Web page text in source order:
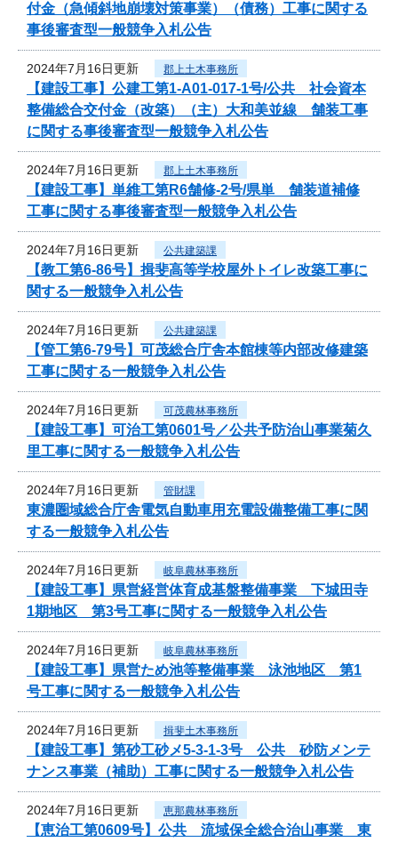
付金（急傾斜地崩壊対策事業）（債務）工事に関する
事後審査型一般競争入札公告
2024年7月16日更新 郡上土木事務所
【建設工事】公建工第1-A01-017-1号/公共 社会資本
整備総合交付金（改築）（主）大和美並線 舗装工事
に関する事後審査型一般競争入札公告
2024年7月16日更新 郡上土木事務所
【建設工事】単維工第R6舗修-2号/県単 舗装道補修
工事に関する事後審査型一般競争入札公告
2024年7月16日更新 公共建築課
【教工第6-86号】揖斐高等学校屋外トイレ改築工事に
関する一般競争入札公告
2024年7月16日更新 公共建築課
【管工第6-79号】可茂総合庁舎本館棟等内部改修建築
工事に関する一般競争入札公告
2024年7月16日更新 可茂農林事務所
【建設工事】可治工第0601号／公共予防治山事業菊久
里工事に関する一般競争入札公告
2024年7月16日更新 管財課
東濃圏域総合庁舎電気自動車用充電設備整備工事に関
する一般競争入札公告
2024年7月16日更新 岐阜農林事務所
【建設工事】県営経営体育成基盤整備事業 下城田寺
1期地区 第3号工事に関する一般競争入札公告
2024年7月16日更新 岐阜農林事務所
【建設工事】県営ため池等整備事業 泳池地区 第1
号工事に関する一般競争入札公告
2024年7月16日更新 揖斐土木事務所
【建設工事】第砂工砂メ5-3-1-3号 公共 砂防メンテ
ナンス事業（補助）工事に関する一般競争入札公告
2024年7月16日更新 恵那農林事務所
【恵治工第0609号】公共 流域保全総合治山事業 東